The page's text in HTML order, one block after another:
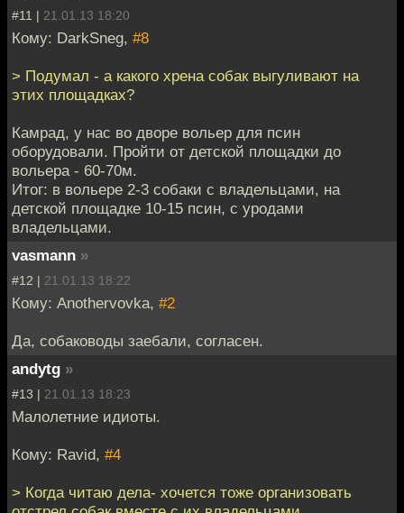
#11 | 21.01.13 18:20
Кому: DarkSneg, #8
> Подумал - а какого хрена собак выгуливают на
этих площадках?
Камрад, у нас во дворе вольер для псин
оборудовали. Пройти от детской площадки до
вольера - 60-70м.
Итог: в вольере 2-3 собаки с владельцами, на
детской площадке 10-15 псин, с уродами
владельцами.
vasmann »
#12 | 21.01.13 18:22
Кому: Anothervovka, #2
Да, собаководы заебали, согласен.
andytg »
#13 | 21.01.13 18:23
Малолетние идиоты.
Кому: Ravid, #4
> Когда читаю дела- хочется тоже организовать